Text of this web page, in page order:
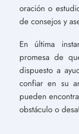
oración o
de consejos y
En última
promesa de
dispuesto a
confiar en su
pueden
obstáculo o